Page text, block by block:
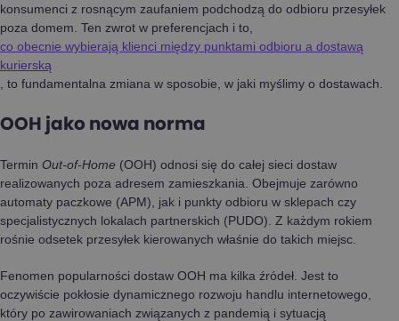
konsumenci z rosnącym zaufaniem podchodzą do odbioru przesyłek
poza domem. Ten zwrot w preferencjach i to,
co obecnie wybierają klienci między punktami odbioru a dostawą
kurierską
, to fundamentalna zmiana w sposobie, w jaki myślimy o dostawach.
OOH jako nowa norma
Termin Out-of-Home (OOH) odnosi się do całej sieci dostaw
realizowanych poza adresem zamieszkania. Obejmuje zarówno
automaty paczkowe (APM), jak i punkty odbioru w sklepach czy
specjalistycznych lokalach partnerskich (PUDO). Z każdym rokiem
rośnie odsetek przesyłek kierowanych właśnie do takich miejsc.
Fenomen popularności dostaw OOH ma kilka źródeł. Jest to
oczywiście pokłosie dynamicznego rozwoju handlu internetowego,
który po zawirowaniach związanych z pandemią i sytuacją